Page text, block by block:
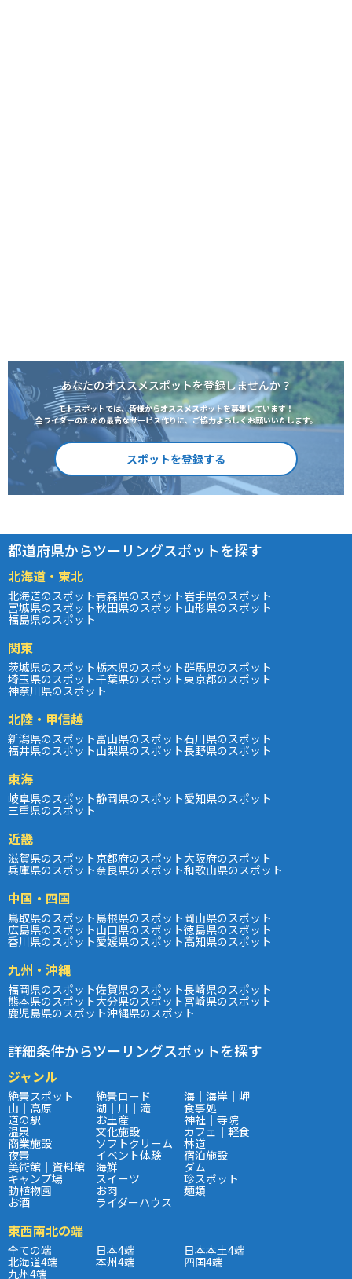
あなたのオススメスポットを登録しませんか？
モトスポットでは、皆様からオススメスポットを募集しています！
全ライダーのための最高なサービス作りに、ご協力よろしくお願いいたします。
スポットを登録する
都道府県からツーリングスポットを探す
北海道・東北
北海道のスポット青森県のスポット岩手県のスポット
宮城県のスポット秋田県のスポット山形県のスポット
福島県のスポット
関東
茨城県のスポット栃木県のスポット群馬県のスポット
埼玉県のスポット千葉県のスポット東京都のスポット
神奈川県のスポット
北陸・甲信越
新潟県のスポット富山県のスポット石川県のスポット
福井県のスポット山梨県のスポット長野県のスポット
東海
岐阜県のスポット静岡県のスポット愛知県のスポット
三重県のスポット
近畿
滋賀県のスポット京都府のスポット大阪府のスポット
兵庫県のスポット奈良県のスポット和歌山県のスポット
中国・四国
鳥取県のスポット島根県のスポット岡山県のスポット
広島県のスポット山口県のスポット徳島県のスポット
香川県のスポット愛媛県のスポット高知県のスポット
九州・沖縄
福岡県のスポット佐賀県のスポット長崎県のスポット
熊本県のスポット大分県のスポット宮崎県のスポット
鹿児島県のスポット沖縄県のスポット
詳細条件からツーリングスポットを探す
ジャンル
絶景スポット 絶景ロード 海｜海岸｜岬
山｜高原 湖｜川｜滝 食事処
道の駅 お土産 神社｜寺院
温泉 文化施設 カフェ｜軽食
商業施設 ソフトクリーム 林道
夜景 イベント体験 宿泊施設
美術館｜資料館 海鮮 ダム
キャンプ場 スイーツ 珍スポット
動植物園 お肉 麺類
お酒 ライダーハウス
東西南北の端
全ての端 日本4端 日本本土4端
北海道4端 本州4端 四国4端
九州4端